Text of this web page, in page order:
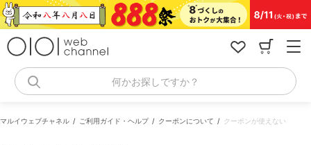
コ
ン
ッ
何かお探しですか？
マルイウェブチャネル ご利用ガイド・ヘルプ クーポンについて クーポンが使えない